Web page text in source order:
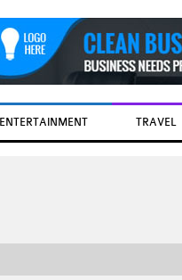
ENTERTAINMENT TRAVEL